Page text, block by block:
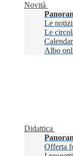
Novità
Le
Le
Albo
Didattica
Offerta